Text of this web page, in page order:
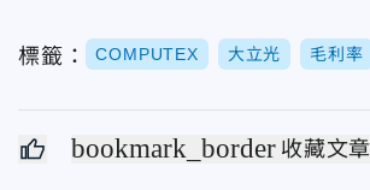
標籤： COMPUTEX 大立光 毛利率
bookmark_border 收藏文章